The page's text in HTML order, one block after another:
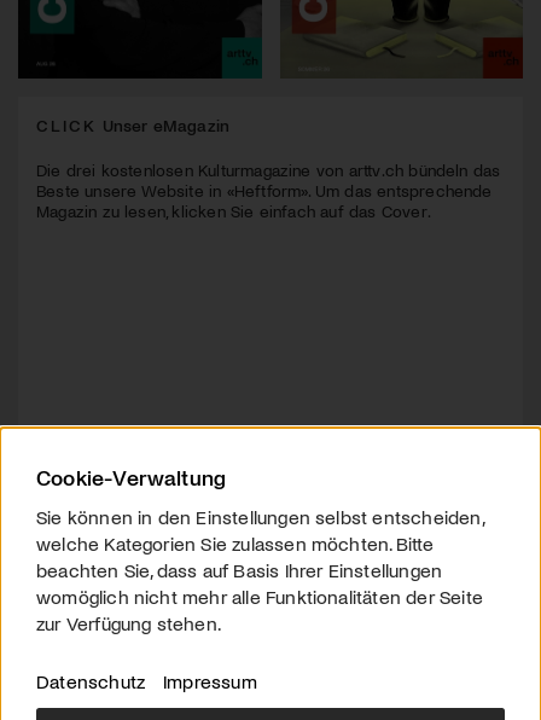
CLICK Unser eMagazin
Die drei kostenlosen Kulturmagazine von arttv.ch bündeln das
Beste unsere Website in «Heftform». Um das entsprechende
Magazin zu lesen, klicken Sie einfach auf das Cover.
Cookie-Verwaltung
Sie können in den Einstellungen selbst entscheiden,
welche Kategorien Sie zulassen möchten. Bitte
beachten Sie, dass auf Basis Ihrer Einstellungen
womöglich nicht mehr alle Funktionalitäten der Seite
zur Verfügung stehen.
Datenschutz Impressum